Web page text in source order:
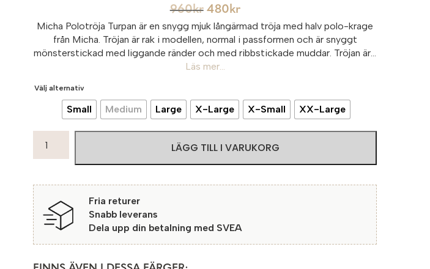
960kr 480kr
Micha Polotröja Turpan är en snygg mjuk långärmad tröja med halv polo-krage
från Micha. Tröjan är rak i modellen, normal i passformen och är snyggt
mönsterstickad med liggande ränder och med ribbstickade muddar. Tröjan är...
Läs mer...
Välj alternativ
Small Medium Large X-Large X-Small XX-Large
Polotröja
Grey/offwhite
mängd
LÄGG TILL I VARUKORG
Fria returer
Snabb leverans
Dela upp din betalning med SVEA